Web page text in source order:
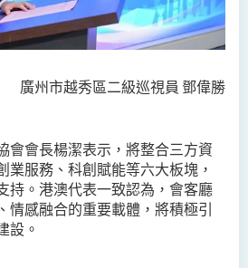
二級巡視員 鄧偉勝
會會長楊潔表示，將整合三方資
業服務、科創賦能等六大板塊，
持。港澳代表一致認為，會客廳
情感融合的重要載體，將積極引
設。